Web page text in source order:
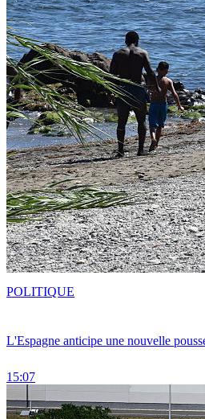
L'Espagne anticipe une nouvelle
15:07
POLITIQUE